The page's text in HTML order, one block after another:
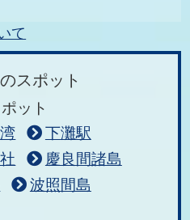
て
スポット
ット
下灘駅
慶良間諸島
波照間島